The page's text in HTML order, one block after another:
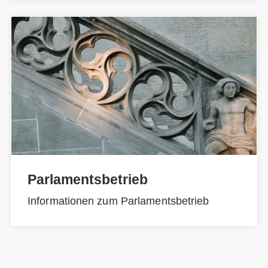
Parlamentsbetrieb
Informationen zum Parlamentsbetrieb